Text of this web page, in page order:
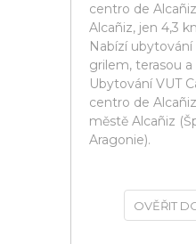
centro de
Alcañiz, jen 4,3
Nabízí ubytování
grilem, terasou
Ubytování VUT
centro de
městě Alcañiz
Aragonie).
OVĚŘIT